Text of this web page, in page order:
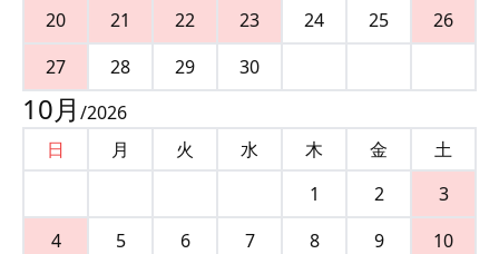
20
21 22 23 24 25
26
27
28 29 30
10月 /2026
日
月 火 水 木 金
土
1
2
3
4
5 6 7 8 9
10